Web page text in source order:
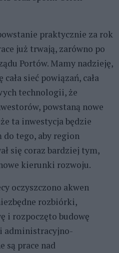
praktycznie za rok
już trwają, zarówno po
Portów. Mamy nadzieję,
sieć powiązań, cała
technologii, że
powstaną nowe
ta inwestycja będzie
tego, aby region
się coraz bardziej tym,
kierunki rozwoju.
oczyszczono akwen
rozbiórki,
i rozpoczęto budowę
administracyjno-
są prace nad